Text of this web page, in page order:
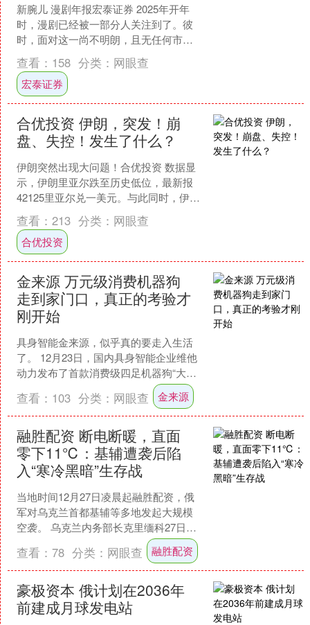
新腕儿 漫剧年报宏泰证券 2025年开年
时，漫剧已经被一部分人关注到了。彼
时，面对这一尚不明朗，且无任何市场
运营数据支撑的内容产品，没什么人敢
下水尝试。随着几家....
查看： 158 分类： 网眼查
宏泰证券
合优投资 伊朗，突发！崩
盘、失控！发生了什么？
伊朗突然出现大问题！合优投资 数据显
示，伊朗里亚尔跌至历史低位，最新报
42125里亚尔兑一美元。与此同时，伊朗
12月通胀加快至42.2%。货币崩盘、通胀
失控，开....
查看： 213 分类： 网眼查
合优投资
金来源 万元级消费机器狗
走到家门口，真正的考验才
刚开始
具身智能金来源，似乎真的要走入生活
了。 12月23日，国内具身智能企业维他
动力发布了首款消费级四足机器狗“大头
Bobo”，预售价格9988元，首日成交额超
过千万....
查看： 103 分类： 网眼查 金来源
融胜配资 断电断暖，直面
零下11℃：基辅遭袭后陷
入“寒冷黑暗”生存战
当地时间12月27日凌晨起融胜配资，俄
军对乌克兰首都基辅等多地发起大规模
空袭。 乌克兰内务部长克里缅科27日表
示，当天俄军对基辅市的袭击已造成28
人受伤1人死亡....
查看： 78 分类： 网眼查 融胜配资
豪极资本 俄计划在2036年
前建成月球发电站